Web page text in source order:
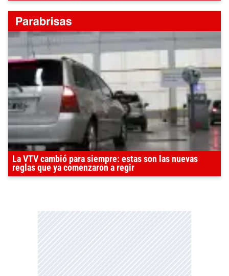
La VTV cambió para siempre: estas son las nuevas
reglas que ya comenzaron a regir